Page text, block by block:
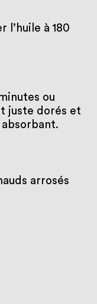
l’huile à 180
ou
juste dorés et
absorbant.
arrosés